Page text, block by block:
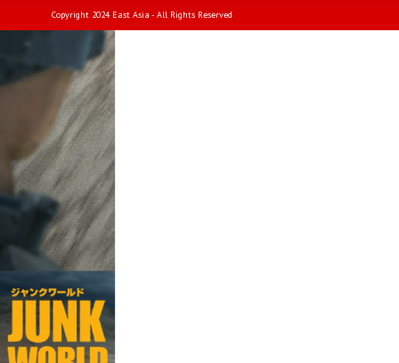
Copyright 2024 East Asia - All Rights Reserved